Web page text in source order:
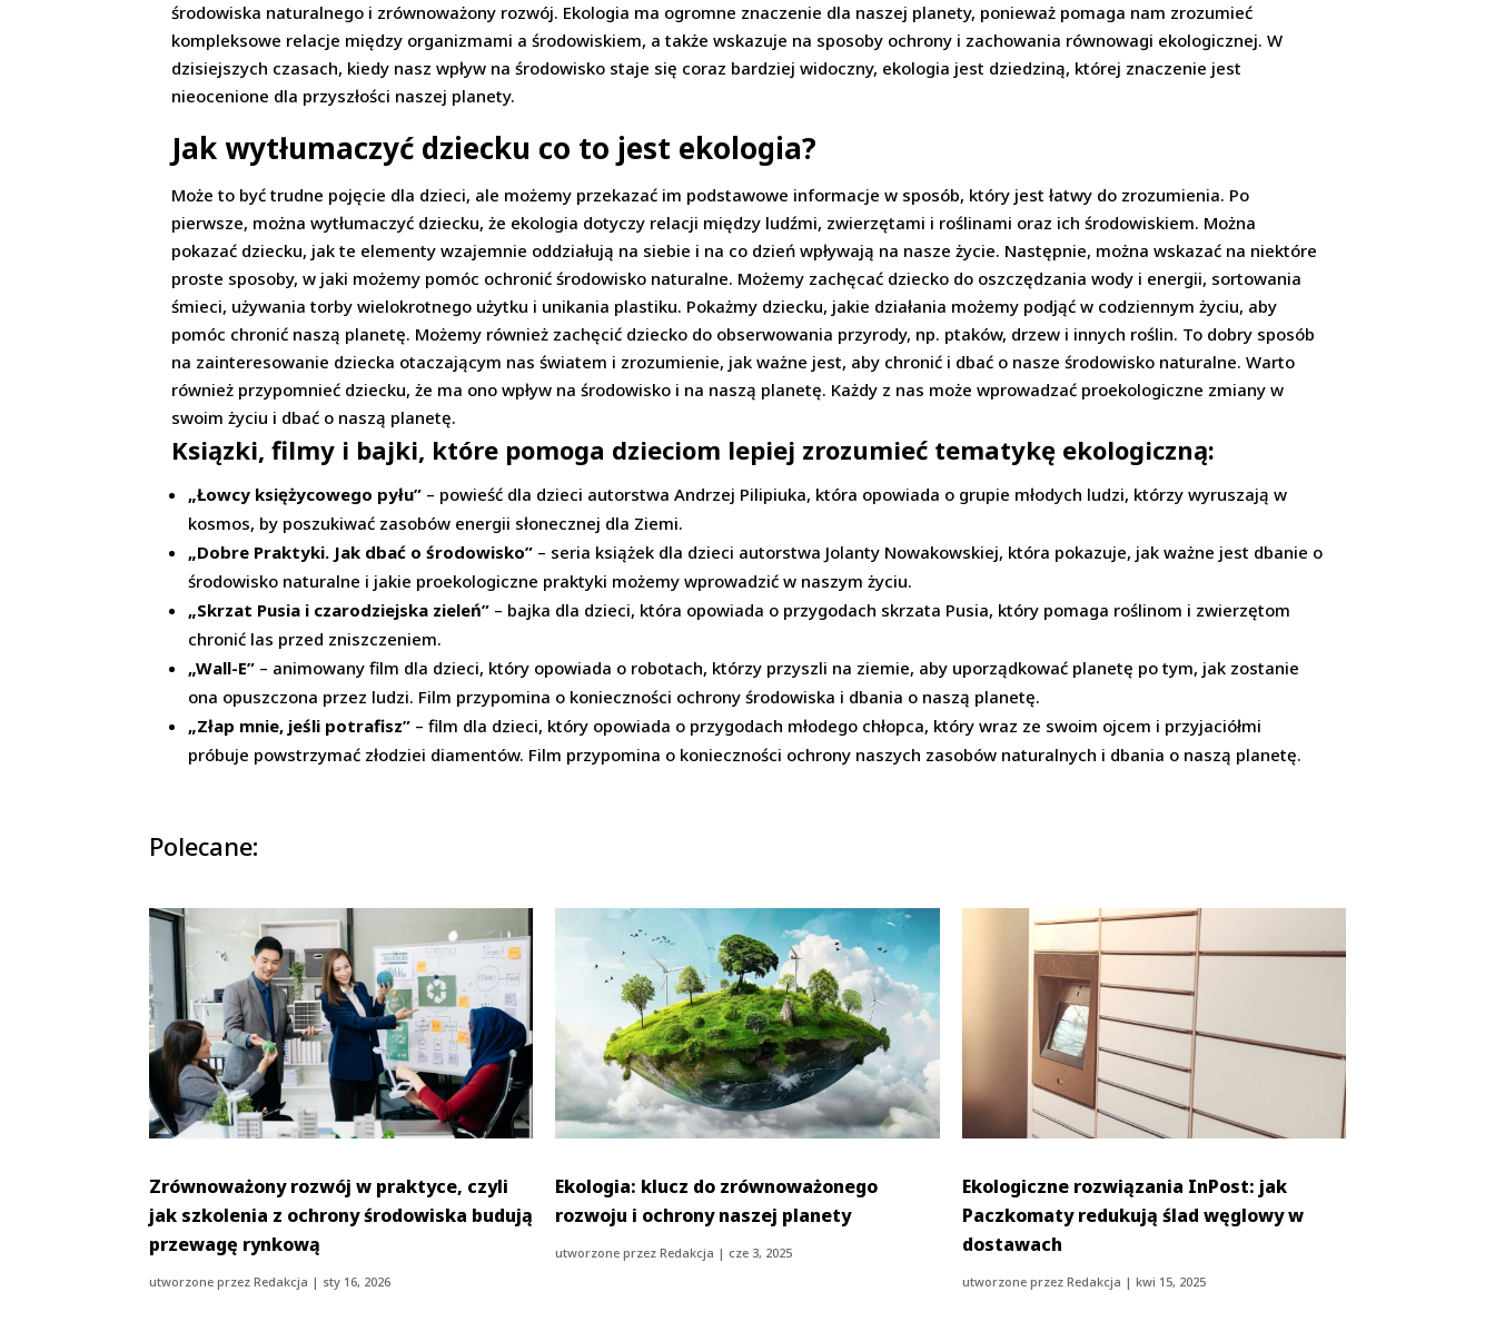
środowiska naturalnego i zrównoważony rozwój. Ekologia ma ogromne znaczenie dla naszej planety, ponieważ pomaga nam zrozumieć
kompleksowe relacje między organizmami a środowiskiem, a także wskazuje na sposoby ochrony i zachowania równowagi ekologicznej. W
dzisiejszych czasach, kiedy nasz wpływ na środowisko staje się coraz bardziej widoczny, ekologia jest dziedziną, której znaczenie jest
nieocenione dla przyszłości naszej planety.
Jak wytłumaczyć dziecku co to jest ekologia?
Może to być trudne pojęcie dla dzieci, ale możemy przekazać im podstawowe informacje w sposób, który jest łatwy do zrozumienia. Po
pierwsze, można wytłumaczyć dziecku, że ekologia dotyczy relacji między ludźmi, zwierzętami i roślinami oraz ich środowiskiem. Można
pokazać dziecku, jak te elementy wzajemnie oddziałują na siebie i na co dzień wpływają na nasze życie. Następnie, można wskazać na niektóre
proste sposoby, w jaki możemy pomóc ochronić środowisko naturalne. Możemy zachęcać dziecko do oszczędzania wody i energii, sortowania
śmieci, używania torby wielokrotnego użytku i unikania plastiku. Pokażmy dziecku, jakie działania możemy podjąć w codziennym życiu, aby
pomóc chronić naszą planetę. Możemy również zachęcić dziecko do obserwowania przyrody, np. ptaków, drzew i innych roślin. To dobry sposób
na zainteresowanie dziecka otaczającym nas światem i zrozumienie, jak ważne jest, aby chronić i dbać o nasze środowisko naturalne. Warto
również przypomnieć dziecku, że ma ono wpływ na środowisko i na naszą planetę. Każdy z nas może wprowadzać proekologiczne zmiany w
swoim życiu i dbać o naszą planetę.
Ksiązki, filmy i bajki, które pomoga dzieciom lepiej zrozumieć tematykę ekologiczną:
„Łowcy księżycowego pyłu” – powieść dla dzieci autorstwa Andrzej Pilipiuka, która opowiada o grupie młodych ludzi, którzy wyruszają w
kosmos, by poszukiwać zasobów energii słonecznej dla Ziemi.
„Dobre Praktyki. Jak dbać o środowisko” – seria książek dla dzieci autorstwa Jolanty Nowakowskiej, która pokazuje, jak ważne jest dbanie o
środowisko naturalne i jakie proekologiczne praktyki możemy wprowadzić w naszym życiu.
„Skrzat Pusia i czarodziejska zieleń” – bajka dla dzieci, która opowiada o przygodach skrzata Pusia, który pomaga roślinom i zwierzętom
chronić las przed zniszczeniem.
„Wall-E” – animowany film dla dzieci, który opowiada o robotach, którzy przyszli na ziemie, aby uporządkować planetę po tym, jak zostanie
ona opuszczona przez ludzi. Film przypomina o konieczności ochrony środowiska i dbania o naszą planetę.
„Złap mnie, jeśli potrafisz” – film dla dzieci, który opowiada o przygodach młodego chłopca, który wraz ze swoim ojcem i przyjaciółmi
próbuje powstrzymać złodziei diamentów. Film przypomina o konieczności ochrony naszych zasobów naturalnych i dbania o naszą planetę.
Polecane:
Zrównoważony rozwój w praktyce, czyli
jak szkolenia z ochrony środowiska budują
przewagę rynkową
utworzone przezRedakcja | sty 16, 2026
Ekologia: klucz do zrównoważonego
rozwoju i ochrony naszej planety
utworzone przezRedakcja | cze 3, 2025
Ekologiczne rozwiązania InPost: jak
Paczkomaty redukują ślad węglowy w
dostawach
utworzone przez Redakcja | kwi 15, 2025